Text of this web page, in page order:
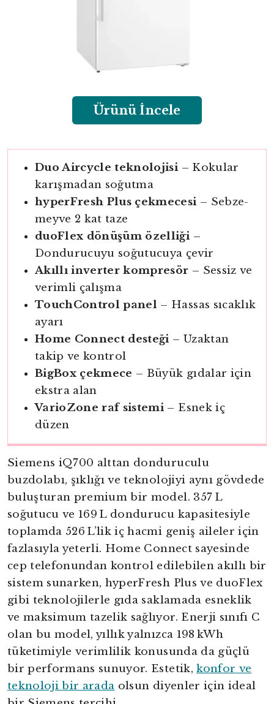
Ürünü İncele
Duo Aircycle teknolojisi– Kokular
karışmadan soğutma
hyperFresh Plus çekmecesi– Sebze-
meyve 2 kat taze
duoFlex dönüşüm özelliği–
Dondurucuyu soğutucuya çevir
Akıllı inverter kompresör – Sessiz ve
verimli çalışma
TouchControl panel – Hassas sıcaklık
ayarı
Home Connect desteği– Uzaktan
takip ve kontrol
BigBox çekmece – Büyük gıdalar için
ekstra alan
VarioZone raf sistemi– Esnek iç
düzen
Siemens iQ700 alttan donduruculu
buzdolabı, şıklığı ve teknolojiyi aynı gövdede
buluşturan premium bir model. 357 L
soğutucu ve 169 L dondurucu kapasitesiyle
toplamda 526 L’lik iç hacmi geniş aileler için
fazlasıyla yeterli. Home Connect sayesinde
cep telefonundan kontrol edilebilen akıllı bir
sistem sunarken, hyperFresh Plus ve duoFlex
gibi teknolojilerle gıda saklamada esneklik
ve maksimum tazelik sağlıyor. Enerji sınıfı C
olan bu model, yıllık yalnızca 198 kWh
tüketimiyle verimlilik konusunda da güçlü
bir performans sunuyor. Estetik,konfor ve
teknoloji bir arada olsun diyenler için ideal